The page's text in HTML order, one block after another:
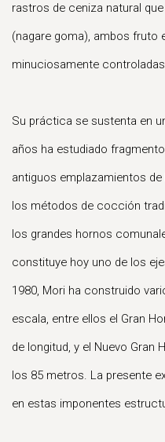
rastros de ceniza natural
(nagare goma), ambos fruto
minuciosamente
Su práctica se sustenta en
años ha estudiado
antiguos emplazamientos
los métodos de cocción
los grandes hornos
constituye hoy uno de los
1980, Mori ha construido
escala, entre ellos el Gran
de longitud, y el Nuevo Gran
los 85 metros. La presente
en estas imponentes